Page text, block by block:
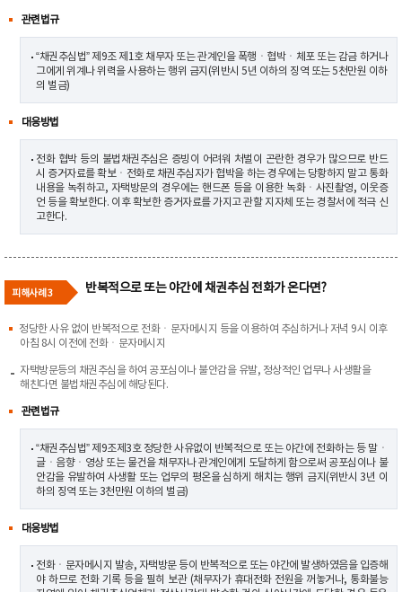
관련법규
“채권추심법” 제9조 제1호 채무자 또는 관계인을 폭행ㆍ협박ㆍ체포 또는 감금 하거나
그에게 위계나 위력을 사용하는 행위 금지(위반시 5년 이하의 징역 또는 5천만원 이하
의 벌금)
대응방법
전화 협박 등의 불법채권추심은 증빙이 어려워 처벌이 곤란한 경우가 많으므로 반드
시 증거자료를 확보ㆍ전화로 채권추심자가 협박을 하는 경우에는 당황하지 말고 통화
내용을 녹취하고, 자택방문의 경우에는 핸드폰 등을 이용한 녹화ㆍ사진촬영, 이웃증
언 등을 확보한다. 이후 확보한 증거자료를 가지고 관할 지자체 또는 경찰서에 적극 신
고한다.
피해사례 3 반복적으로 또는 야간에 채권추심 전화가 온다면?
정당한 사유 없이 반복적으로 전화ㆍ문자메시지 등을 이용하여 추심하거나 저녁 9시 이후
아침 8시 이전에 전화ㆍ문자메시지
자택방문등의 채권추심을 하여 공포심이나 불안감을 유발, 정상적인 업무나 사생활을
해친다면 불법채권추심에 해당된다.
관련법규
“채권추심법” 제9조제3호 정당한 사유없이 반복적으로 또는 야간에 전화하는 등 말ㆍ
글ㆍ음향ㆍ영상 또는 물건을 채무자나 관계인에게 도달하게 함으로써 공포심이나 불
안감을 유발하여 사생활 또는 업무의 평온을 심하게 해치는 행위 금지(위반시 3년 이
하의 징역 또는 3천만원 이하의 벌금)
대응방법
전화ㆍ문자메시지 발송, 자택방문 등이 반복적으로 또는 야간에 발생하였음을 입증해
야 하므로 전화 기록 등을 필히 보관 (채무자가 휴대전화 전원을 꺼놓거나, 통화불능